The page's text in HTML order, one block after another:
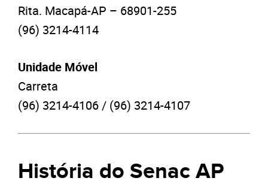
Rita. Macapá-AP – 68901-255
(96) 3214-4114
Unidade Móvel
Carreta
(96) 3214-4106 / (96) 3214-4107
História do Senac AP